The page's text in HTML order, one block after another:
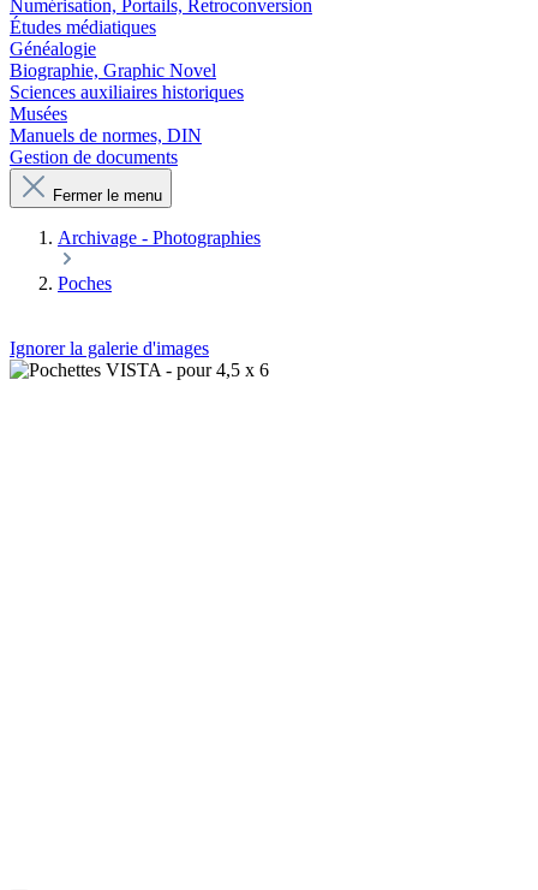
Numérisation, Portails, Retroconversion
Études médiatiques
Généalogie
Biographie, Graphic Novel
Sciences auxiliaires historiques
Musées
Manuels de normes, DIN
Gestion de documents
Fermer le menu
Archivage - Photographies
Poches
Ignorer la galerie d'images